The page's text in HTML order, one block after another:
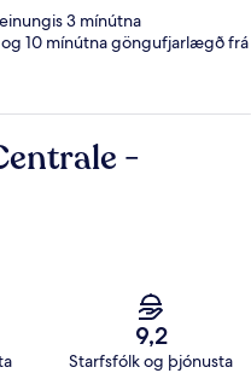
3 mínútna
10 mínútna göngufjarlægð frá
-
9,2
Starfsfólk og þjónusta